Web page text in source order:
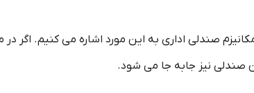
صندلی اداری به این مورد اشاره می کنیم. اگر در
صندلی نیز جابه جا می شود.